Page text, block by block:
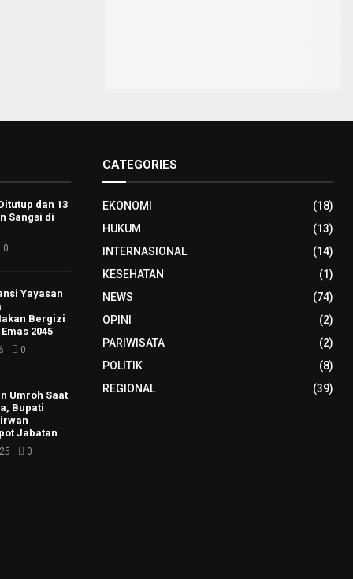
dan 13
Sangsi di
0
Yayasan
Bergizi
2045
0
Umroh Saat
Bupati
Jabatan
0
CATEGORIES
EKONOMI
(18)
HUKUM
(13)
INTERNASIONAL
(14)
KESEHATAN
(1)
NEWS
(74)
OPINI
(2)
PARIWISATA
(2)
POLITIK
(8)
REGIONAL
(39)